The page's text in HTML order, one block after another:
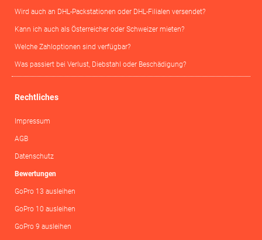
Wird auch an DHL-Packstationen oder DHL-Filialen versendet?
Kann ich auch als Österreicher oder Schweizer mieten?
Welche Zahloptionen sind verfügbar?
Was passiert bei Verlust, Diebstahl oder Beschädigung?
Rechtliches
Impressum
AGB
Datenschutz
Bewertungen
GoPro 13 ausleihen
GoPro 10 ausleihen
GoPro 9 ausleihen